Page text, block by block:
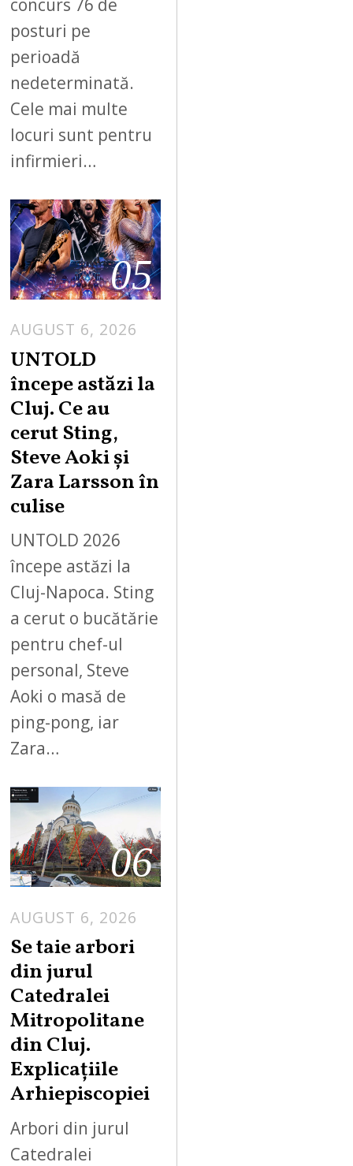
concurs 76 de
posturi pe
perioadă
nedeterminată.
Cele mai multe
locuri sunt pentru
infirmieri…
05
AUGUST 6, 2026
UNTOLD
începe astăzi la
Cluj. Ce au
cerut Sting,
Steve Aoki și
Zara Larsson în
culise
UNTOLD 2026
începe astăzi la
Cluj-Napoca. Sting
a cerut o bucătărie
pentru chef-ul
personal, Steve
Aoki o masă de
ping-pong, iar
Zara…
06
AUGUST 6, 2026
Se taie arbori
din jurul
Catedralei
Mitropolitane
din Cluj.
Explicațiile
Arhiepiscopiei
Arbori din jurul
Catedralei